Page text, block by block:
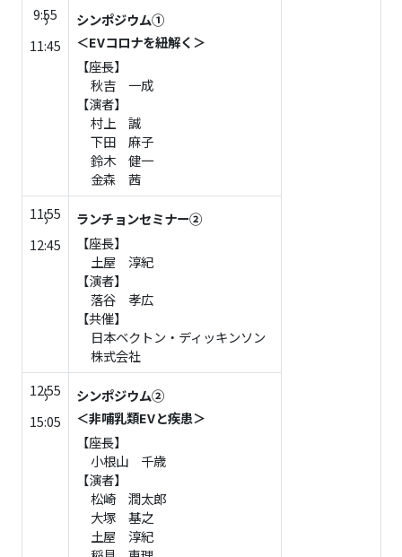
9:55
～
11:45
シンポジウム①
＜EVコロナを紐解く＞
【座長】
秋吉 一成
【演者】
村上 誠
下田 麻子
鈴木 健一
金森 茜
11:55
～
12:45
ランチョンセミナー②
【座長】
土屋 淳紀
【演者】
落谷 孝広
【共催】
日本ベクトン・ディッキンソン
株式会社
12:55
～
15:05
シンポジウム②
＜非哺乳類EVと疾患＞
【座長】
小根山 千歳
【演者】
松崎 潤太郎
大塚 基之
土屋 淳紀